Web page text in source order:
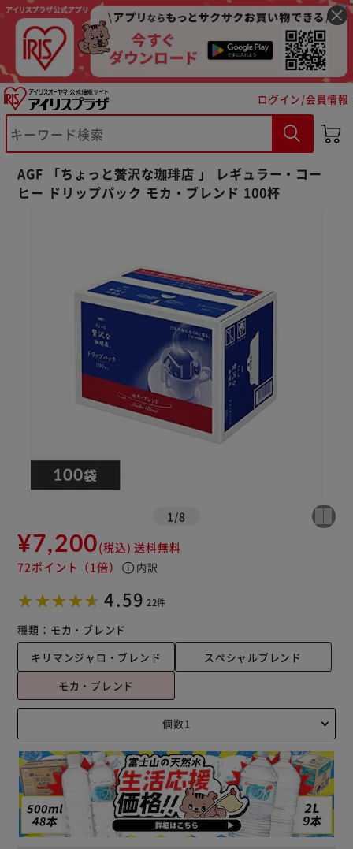
ログイン/会員情報
AGF 「ちょっと贅沢な珈琲店 」 レギュラー・コー
ヒー ドリップパック モカ・ブレンド 100杯
1 /8
¥7,200(税込) 送料無料
72ポイント （1倍） info 内訳
4.59 22件
種類： モカ・ブレンド
キリマンジャロ・ブレンド
スペシャルブレンド
モカ・ブレンド
※ご確認ください